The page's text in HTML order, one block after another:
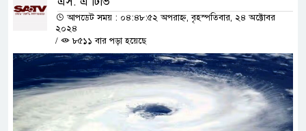
আপডেট সময় : ০৪:৪৮:৫২ অপরাহ্ন, বৃহস্পতিবার, ২৪ অক্টোবর
২০২৪
/
৮৫১১ বার পড়া হয়েছে